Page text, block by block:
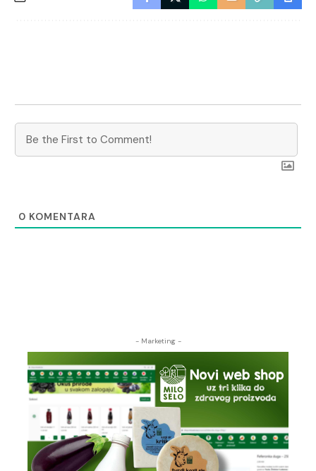
0 KOMENTARA
- Marketing -